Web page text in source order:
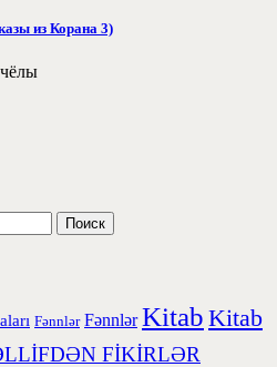
из Корана 3)
Fənnlər Fənnlər Kitab Kitab
FİKİRLƏR